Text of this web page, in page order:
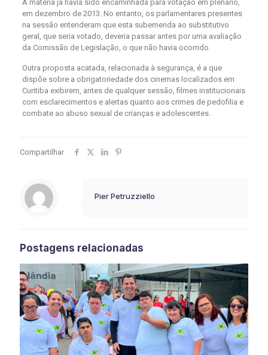
A matéria já havia sido encaminhada para votação em plenário,
em dezembro de 2013. No entanto, os parlamentares presentes
na sessão entenderam que esta subemenda ao substitutivo
geral, que seria votado, deveria passar antes por uma avaliação
da Comissão de Legislação, o que não havia ocorrido.
Outra proposta acatada, relacionada à segurança, é a que
dispõe sobre a obrigatoriedade dos cinemas localizados em
Curitiba exibirem, antes de qualquer sessão, filmes institucionais
com esclarecimentos e alertas quanto aos crimes de pedofilia e
combate ao abuso sexual de crianças e adolescentes.
Compartilhar
Pier Petruzziello
Postagens relacionadas